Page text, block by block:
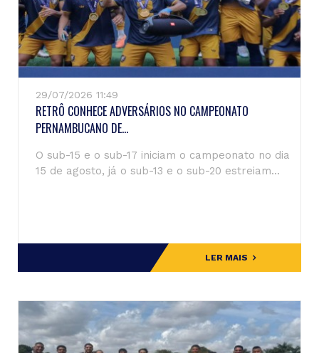
29/07/2026 11:49
RETRÔ CONHECE ADVERSÁRIOS NO CAMPEONATO
PERNAMBUCANO DE...
O sub-15 e o sub-17 iniciam o campeonato no dia
15 de agosto, já o sub-13 e o sub-20 estreiam...
LER MAIS